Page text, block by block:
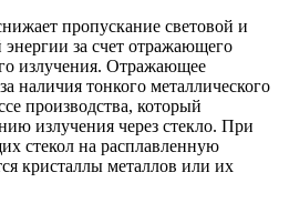
пропускание световой и
за счет отражающего
излучения. Отражающее
наличия тонкого металлического
производства, который
излучения через стекло. При
стекол на расплавленную
кристаллы металлов или их